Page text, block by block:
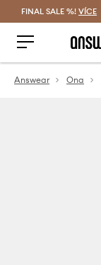
FINAL SALE %! VÍCE
Answear Ona